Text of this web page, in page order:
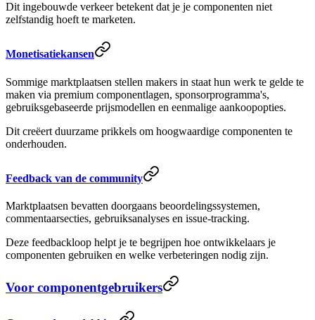
Dit ingebouwde verkeer betekent dat je je componenten niet
zelfstandig hoeft te marketen.
Monetisatiekansen
Sommige marktplaatsen stellen makers in staat hun werk te gelde te
maken via premium componentlagen, sponsorprogramma's,
gebruiksgebaseerde prijsmodellen en eenmalige aankoopopties.
Dit creëert duurzame prikkels om hoogwaardige componenten te
onderhouden.
Feedback van de community
Marktplaatsen bevatten doorgaans beoordelingssystemen,
commentaarsecties, gebruiksanalyses en issue-tracking.
Deze feedbackloop helpt je te begrijpen hoe ontwikkelaars je
componenten gebruiken en welke verbeteringen nodig zijn.
Voor componentgebruikers